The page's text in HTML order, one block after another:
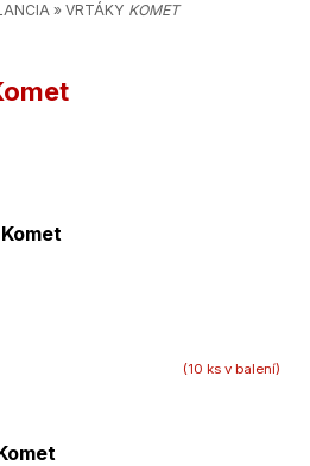
» VRTÁKY KOMET
(10 ks v balení)